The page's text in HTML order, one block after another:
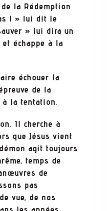
la Rédemption
! » lui dit le
» lui dira un
échappe à la
échouer la
de la
à la tentation.
Il cherche à
que Jésus vient
agit toujours
temps de
de
pas
vue, de nos